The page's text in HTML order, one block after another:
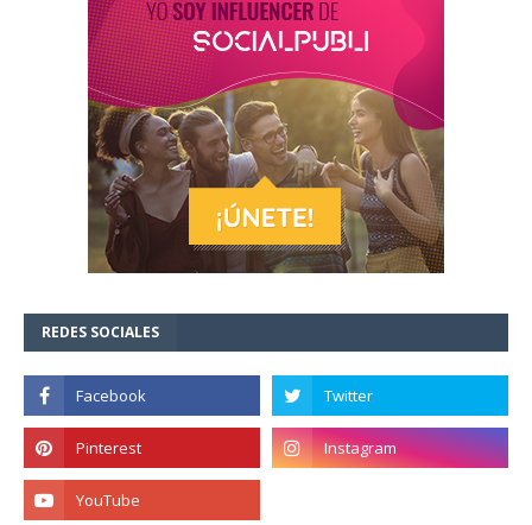
REDES SOCIALES